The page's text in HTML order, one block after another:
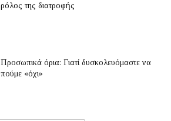
ρόλος της διατροφής
Προσωπικά όρια: Γιατί δυσκολευόμαστε να
πούμε «όχι»